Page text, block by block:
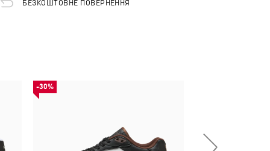
БЕЗКОШТОВНЕ ПОВЕРНЕННЯ
-30%